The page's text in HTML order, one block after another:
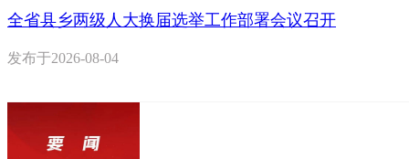
全省县乡两级人大换届选举工作部署会议召开
发布于2026-08-04